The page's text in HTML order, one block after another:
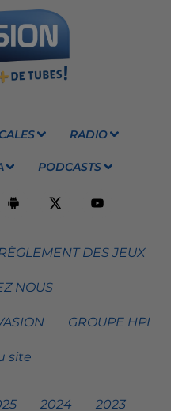
RADIO
PODCASTS
DES JEUX
NOUS
GROUPE HPI
site
2024 2023